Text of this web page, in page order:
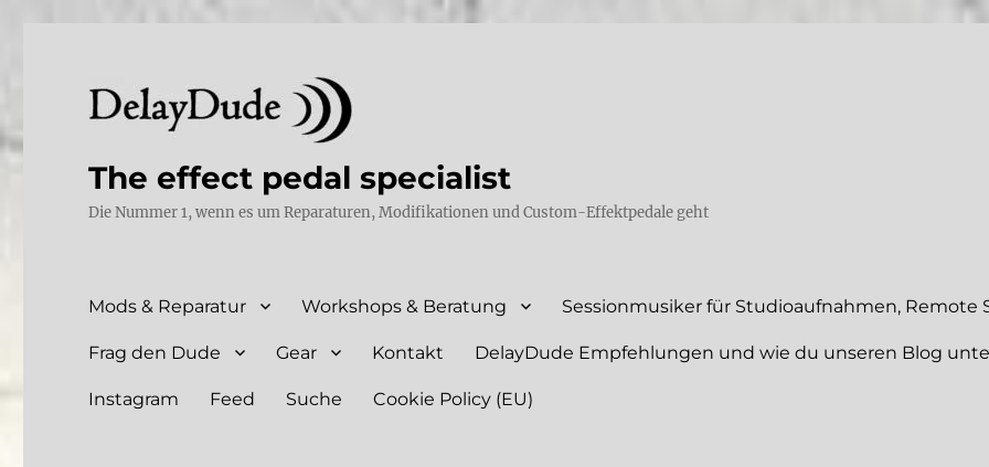
The effect pedal specialist
Die Nummer 1, wenn es um Reparaturen, Modifikationen und Custom-Effektpedale geht
Mods & Reparatur Workshops & Beratung Sessionmusiker für Studioaufnahmen, Remote
Frag den Dude Gear Kontakt DelayDude Empfehlungen und wie du unseren Blog
Instagram Feed Suche Cookie Policy (EU)